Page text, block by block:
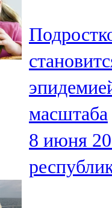
104,7 FM
Олы Әтнә
71,42 FM
Сарман
107,8 FM
Теләче
масштаба
8 июня